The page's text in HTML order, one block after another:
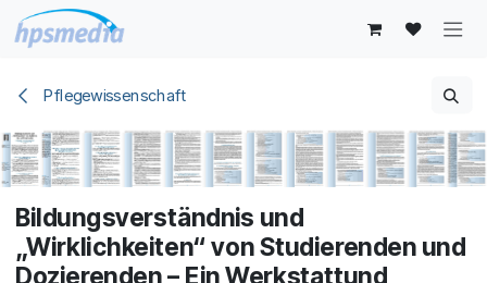
Zum Inhalt springen
Pflegewissenschaft
Bildungsverständnis und
„Wirklichkeiten“ von Studierenden und
Dozierenden – Ein Werkstattund